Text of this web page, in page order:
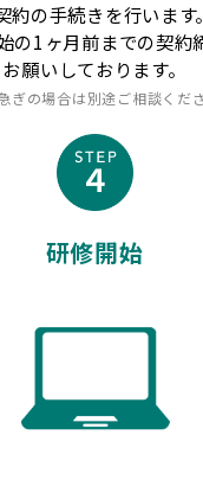
約の手続きを行います。
の1ヶ月前までの契約
お願いしております。
ぎの場合は別途ご相談くだ
研修開始